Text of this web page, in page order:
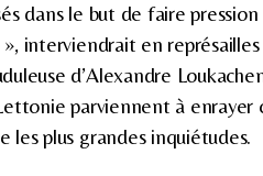
dans le but de faire
interviendrait en
d’Alexandre
parviennent à
les plus grandes inquiétudes.